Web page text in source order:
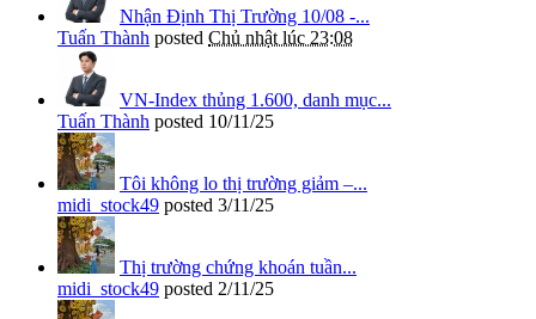
Nhận Định Thị Trường 10/08 -...
Tuấn Thành posted Chủ nhật lúc 23:08
VN-Index thủng 1.600, danh mục...
Tuấn Thành posted 10/11/25
Tôi không lo thị trường giảm –...
midi_stock49 posted 3/11/25
Thị trường chứng khoán tuần...
midi_stock49 posted 2/11/25